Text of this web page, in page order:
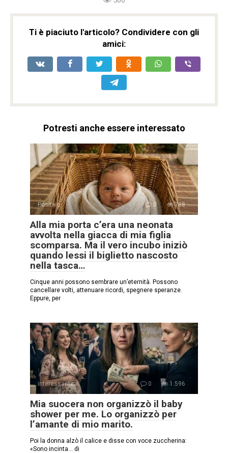
Ti è piaciuto l'articolo? Condividere con gli
amici:
Potresti anche essere interessato
Positivo 0 788
Alla mia porta c’era una neonata
avvolta nella giacca di mia figlia
scomparsa. Ma il vero incubo iniziò
quando lessi il biglietto nascosto
nella tasca…
Cinque anni possono sembrare un’eternità. Possono
cancellare volti, attenuare ricordi, spegnere speranze.
Eppure, per
Interessante 0 1.596
Mia suocera non organizzò il baby
shower per me. Lo organizzò per
l’amante di mio marito.
Poi la donna alzò il calice e disse con voce zuccherina:
«Sono incinta… di